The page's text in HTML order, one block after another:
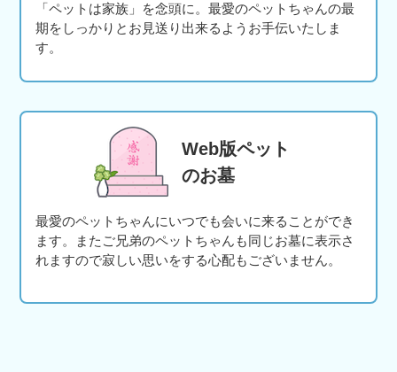
「ペットは家族」を念頭に。最愛のペットちゃんの最
期をしっかりとお見送り出来るようお手伝いたしま
す。
Web版ペット
のお墓
最愛のペットちゃんにいつでも会いに来ることができ
ます。またご兄弟のペットちゃんも同じお墓に表示さ
れますので寂しい思いをする心配もございません。